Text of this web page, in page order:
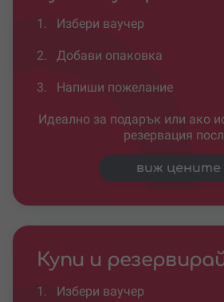
1. Избери ваучер
2. Добави опаковка
3. Напиши пожелание
Идеално за подарък или ако
резервация
виж цените
Купи и
1. Избери ваучер